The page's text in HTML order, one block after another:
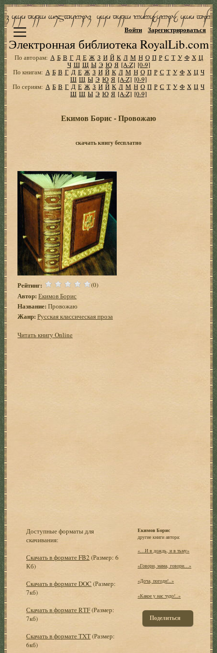
Электронная библиотека RoyalLib.com
Войти Зарегистрироваться
По авторам: А Б В Г Д Е Ж З И Й К Л М Н О П Р С Т У Ф Х Ц
Ч Ш Щ Ы Э Ю Я [A-Z] [0-9]
По книгам: А Б В Г Д Е Ж З И Й К Л М Н О П Р С Т У Ф Х Ц Ч
Ш Щ Ы Э Ю Я [A-Z] [0-9]
По сериям: А Б В Г Д Е Ж З И Й К Л М Н О П Р С Т У Ф Х Ц Ч
Ш Щ Ы Э Ю Я [A-Z] [0-9]
Екимов Борис - Провожаю
скачать книгу бесплатно
Рейтинг: (0)
Автор: Екимов Борис
Название: Провожаю
Жанр: Русская классическая проза
Читать книгу Online
Доступные форматы для
скачивания:
Скачать в формате FB2 (Размер: 6
Кб)
Скачать в формате DOC (Размер:
7кб)
Скачать в формате RTF(Размер:
7кб)
Скачать в формате TXT(Размер:
6кб)
Екимов Борис
другие книги автора:
«…И в дождь, и в тьму»
«Говори, мама, говори…»
«Доча, погоди!..»
«Какое у нас чудо!..»
Поделиться